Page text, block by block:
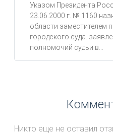
Указом Президента
23.06.2000 г. № 1160
области заместителем
городского суда.
полномочий судьи в...
Никто еще не оставил